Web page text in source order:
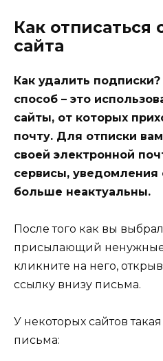
Как отписаться
сайта
Как удалить
способ – это
сайты, от которых
почту. Для отписки
своей электронной
сервисы, уведомления
больше неактуальны.
После того как вы
присылающий
кликните на него,
ссылку внизу письма.
У некоторых сайтов
письма: